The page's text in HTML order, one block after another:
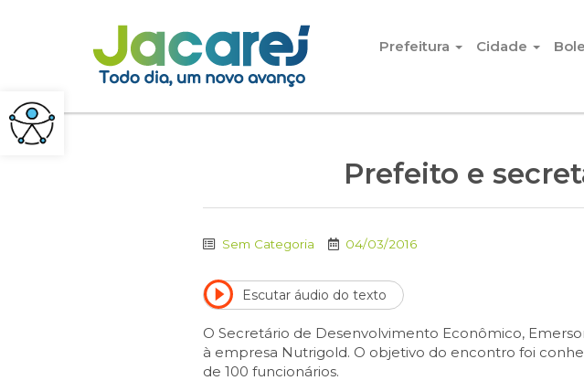
Pular para o conteúdo
Prefeitura
Cidade
Prefeito e
Sem Categoria 04/03/2016
Escutar áudio do texto
O Secretário de Desenvolvimento Econômico,
à empresa Nutrigold. O objetivo do encontro foi
de 100 funcionários.